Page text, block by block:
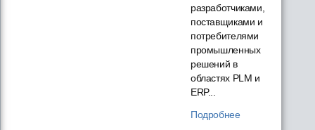
разработчиками,
поставщиками и
потребителями
промышленных
решений в
областях PLM и
ERP...
Подробнее